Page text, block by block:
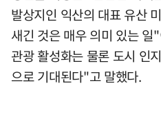
발상지인 익산의 대표 유산
새긴 것은 매우 의미 있는
관광 활성화는 물론 도시 인
으로 기대된다"고 말했다.